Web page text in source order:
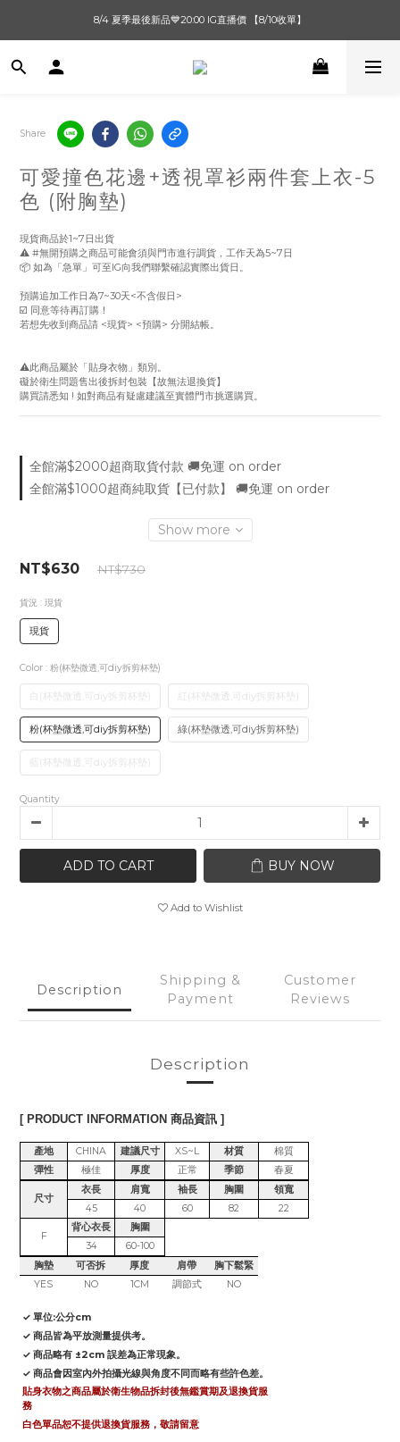
單筆滿$1000【先付款】 / 滿$2000【超取付款】 🚚免運費
8/4 夏季最後新品💙20:00 IG直播價 【8/10收單】
單筆滿$1000【先付款】 / 滿$2000【超取付款】 🚚免運費
Share
可愛撞色花邊+透視罩衫兩件套上衣-5
色 (附胸墊)
現貨商品於1~7日出貨
⚠️ #無開預購之商品可能會須與門市進行調貨，工作天為5~7日
📦 如為「急單」可至IG向我們聯繫確認實際出貨日。
預購追加工作日為7~30天<不含假日>
☑️ 同意等待再訂購！
若想先收到商品請 <現貨> <預購> 分開結帳。
⚠️此商品屬於「貼身衣物」類別。
礙於衛生問題售出後拆封包裝【故無法退換貨】
購買請悉知 ! 如對商品有疑慮建議至實體門市挑選購買。
全館滿$2000超商取貨付款 🚚免運 on order
全館滿$1000超商純取貨【已付款】 🚚免運 on order
Show more
NT$630 NT$730
貨況 : 現貨
現貨
Color : 粉(杯墊微透,可diy拆剪杯墊)
白(杯墊微透,可diy拆剪杯墊) 紅(杯墊微透,可diy拆剪杯墊)
粉(杯墊微透,可diy拆剪杯墊) 綠(杯墊微透,可diy拆剪杯墊)
藍(杯墊微透,可diy拆剪杯墊)
Quantity
ADD TO CART BUY NOW
Add to Wishlist
Description
Shipping &
Payment
Customer
Reviews
Description
[ PRODUCT INFORMATION 商品資訊 ]
產地 CHINA 建議尺寸 XS~L 材質
棉質
彈性
極佳 厚度 正常 季節 春夏
尺寸
衣長 肩寬 袖長 胸圍
領寬
45
40 60 82 22
F
背心衣長
胸圍
34
60-100
胸墊
可否拆 厚度 肩帶
胸下鬆緊
YES
NO 1CM 調節式 NO
✓ 單位:公分cm
✓ 商品皆為平放測量提供考。
✓ 商品略有 ±2cm 誤差為正常現象。
✓ 商品會因室內外拍攝光線與角度不同而略有些許色差。
貼身衣物之商品屬於衛生物品拆封後無鑑賞期及退換貨服
務
白色單品恕不提供退換貨服務，敬請留意